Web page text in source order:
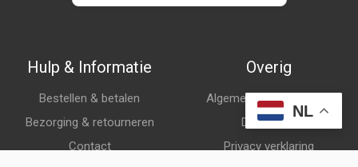
Hulp & Informatie
Bestellen & betalen
Bezorging & retourneren
Contact
Overig
Algemene voorwaarden
Disclaimer
Privacy verklaring
NL